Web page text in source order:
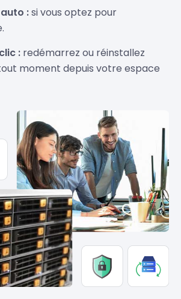
:si vous optez pour
: redémarrez ou réinstallez
moment depuis votre espace